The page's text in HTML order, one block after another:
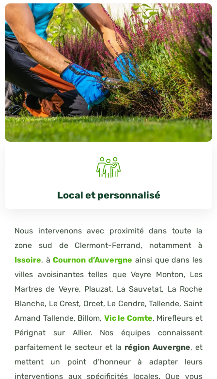
Local et personnalisé
Nous intervenons avec proximité dans toute la
zone sud de Clermont-Ferrand, notamment à
Issoire, àCournon d’Auvergne ainsi que dans les
villes avoisinantes telles que Veyre Monton, Les
Martres de Veyre, Plauzat, La Sauvetat, La Roche
Blanche, Le Crest, Orcet, Le Cendre, Tallende, Saint
Amand Tallende, Billom, Vic le Comte, Mirefleurs et
Pérignat sur Allier. Nos équipes connaissent
parfaitement le secteur et la région Auvergne, et
mettent un point d’honneur à adapter leurs
interventions aux spécificités locales. Que vous